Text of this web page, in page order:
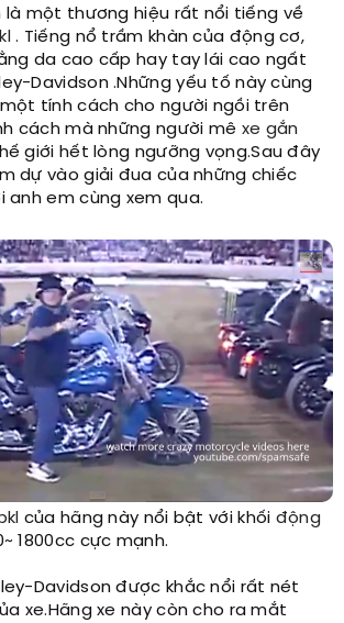
là một thương hiệu rất nổi tiếng về
. Tiếng nổ trầm khàn của động cơ,
da cao cấp hay tay lái cao ngất
Davidson .Những yếu tố này cùng
tính cách cho người ngồi trên
cách mà những người mê xe gắn
giới hết lòng ngưỡng vọng.Sau đây
dự vào giải đua của những chiếc
anh em cùng xem qua.
của hãng này nổi bật với khối động
1800cc cực mạnh.
Davidson được khắc nổi rất nét
xe.Hãng xe này còn cho ra mắt